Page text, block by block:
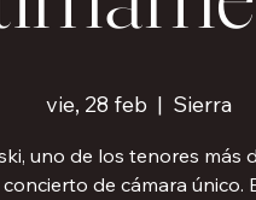
vie, 28 feb
  |
Sierra
uno de los tenores más
de cámara único.